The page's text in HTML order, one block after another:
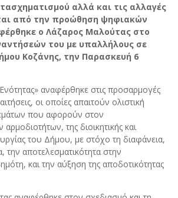
αλλά και τις αλλαγές
από την προώθηση ψηφιακών
ο Λάζαρος Μαλούτας στο
του με υπαλλήλους σε
Κοζάνης, την Παρασκευή 6
αναφέρθηκε στις προσαρμογές
οι οποίες απαιτούν ολιστική
που αφορούν στον
της διοικητικής και
του Δήμου, με στόχο τη διαφάνεια,
την αποτελεσματικότητα στην
και την αύξηση της αποδοτικότητας